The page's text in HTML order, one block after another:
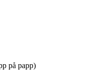
på papp)